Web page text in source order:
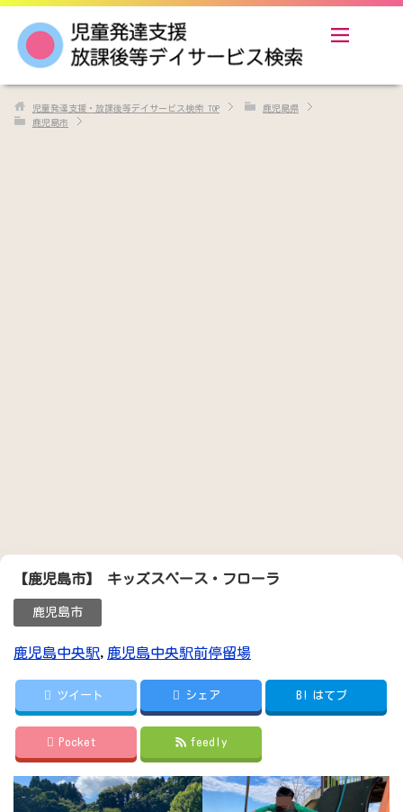
児童発達支援・放課後等デイサービス検索 TOP
鹿児島県
鹿児島市
【鹿児島市】 キッズスペース・フローラ
鹿児島市
鹿児島中央駅, 鹿児島中央駅前停留場
ツイート シェア B! はてブ
Pocket feedly